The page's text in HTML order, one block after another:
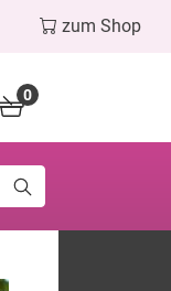
zum Shop
0